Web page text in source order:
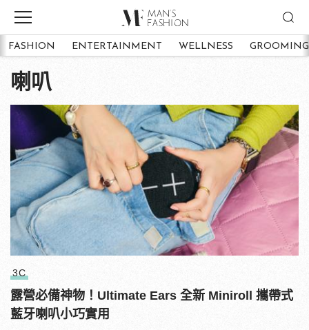
FASHION ENTERTAINMENT WELLNESS GROOMING
喇叭
3C
露營必備神物！Ultimate Ears 全新 Miniroll 攜帶式
藍牙喇叭小巧實用